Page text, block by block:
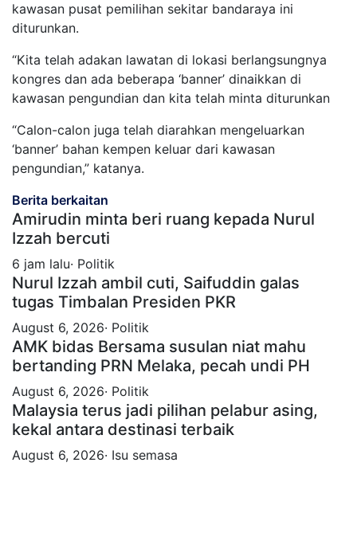
kawasan pusat pemilihan sekitar bandaraya ini
diturunkan.
“Kita telah adakan lawatan di lokasi berlangsungnya
kongres dan ada beberapa ‘banner’ dinaikkan di
kawasan pengundian dan kita telah minta diturunkan
“Calon-calon juga telah diarahkan mengeluarkan
‘banner’ bahan kempen keluar dari kawasan
pengundian,” katanya.
Berita berkaitan
Amirudin minta beri ruang kepada Nurul
Izzah bercuti
6 jam lalu· Politik
Nurul Izzah ambil cuti, Saifuddin galas
tugas Timbalan Presiden PKR
August 6, 2026· Politik
AMK bidas Bersama susulan niat mahu
bertanding PRN Melaka, pecah undi PH
August 6, 2026· Politik
Malaysia terus jadi pilihan pelabur asing,
kekal antara destinasi terbaik
August 6, 2026· Isu semasa